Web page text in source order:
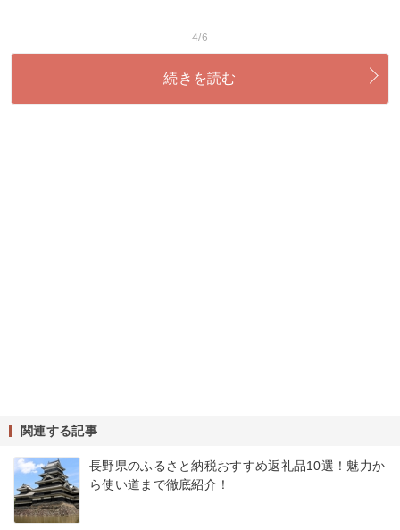
4/6
続きを読む
関連する記事
長野県のふるさと納税おすすめ返礼品10選！魅力か
ら使い道まで徹底紹介！